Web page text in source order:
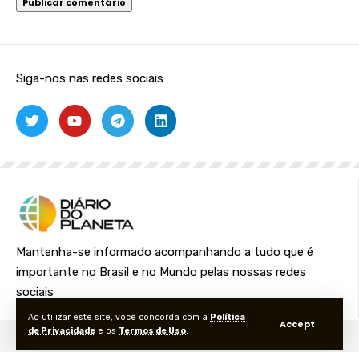
Ao utilizar este site, você concorda com a Política
de Privacidade e os Termos de Uso.
Accept
Siga-nos nas redes sociais
Mantenha-se informado acompanhando a tudo que é
importante no Brasil e no Mundo pelas nossas redes
sociais
© Foxiz News Network. Ruby Design Company. All Rights Reserved.